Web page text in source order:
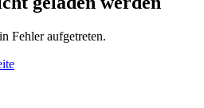
Fehler aufgetreten.